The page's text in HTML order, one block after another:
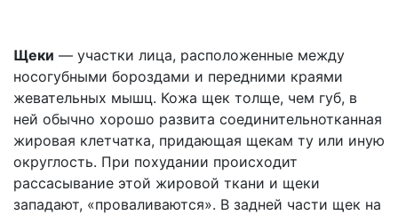
Щеки — участки лица, расположенные между
носогубными бороздами и передними краями
жевательных мышц. Кожа щек толще, чем губ, в
ней обычно хорошо развита соединительнотканная
жировая клетчатка, придающая щекам ту или иную
округлость. При похудании происходит
рассасывание этой жировой ткани и щеки
западают, «проваливаются». В задней части щек на